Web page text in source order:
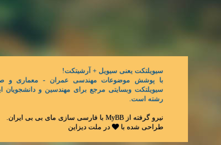
سیویلتکت یعنی سیویل + آرشیتکت!
با پوشش موضوعات مهندسی عمران - معماری و
سیویلتکت وبسایتی مرجع برای مهندسین و دانشجویان
رشته است.
نیرو گرفته ازMyBB با فارسی سازی مای بی بی ایران
طراحی شده با
در ملت دیزاین